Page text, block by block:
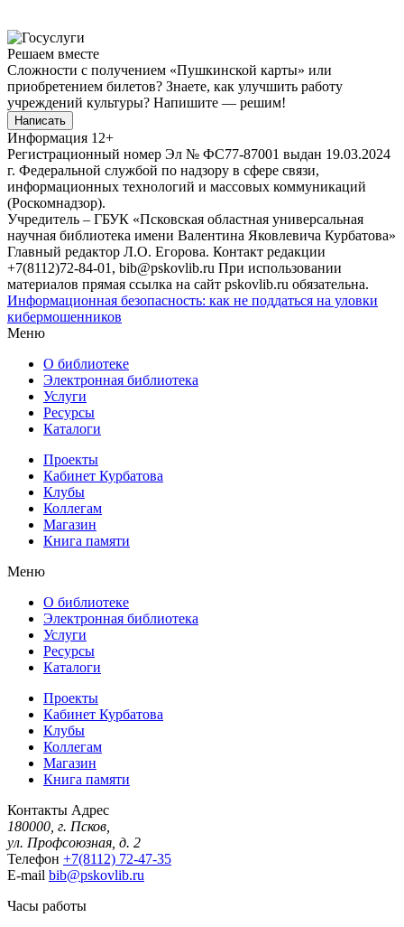
Решаем вместе
Сложности с получением «Пушкинской карты» или
приобретением билетов? Знаете, как улучшить работу
учреждений культуры? Напишите — решим!
Написать
Информация 12+
Регистрационный номер Эл № ФС77-87001 выдан 19.03.2024
г. Федеральной службой по надзору в сфере связи,
информационных технологий и массовых коммуникаций
(Роскомнадзор).
Учредитель – ГБУК «Псковская областная универсальная
научная библиотека имени Валентина Яковлевича Курбатова»
Главный редактор Л.О. Егорова. Контакт редакции
+7(8112)72-84-01, bib@pskovlib.ru При использовании
материалов прямая ссылка на сайт pskovlib.ru обязательна.
Информационная безопасность: как не поддаться на уловки
кибермошенников
Меню
О библиотеке
Электронная библиотека
Услуги
Ресурсы
Каталоги
Проекты
Кабинет Курбатова
Клубы
Коллегам
Магазин
Книга памяти
Меню
О библиотеке
Электронная библиотека
Услуги
Ресурсы
Каталоги
Проекты
Кабинет Курбатова
Клубы
Коллегам
Магазин
Книга памяти
Контакты Адрес
180000, г. Псков,
ул. Профсоюзная, д. 2
Телефон +7(8112) 72-47-35
E-mail bib@pskovlib.ru
Часы работы